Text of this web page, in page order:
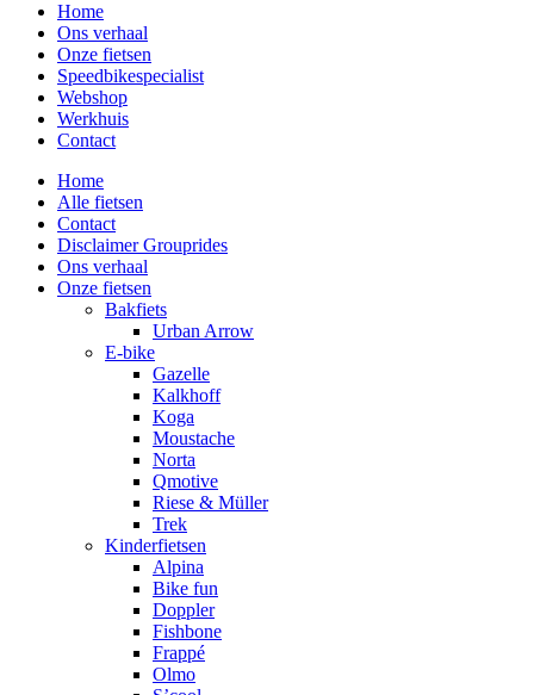
Home
Ons verhaal
Onze fietsen
Speedbikespecialist
Webshop
Werkhuis
Contact
Home
Alle fietsen
Contact
Disclaimer Grouprides
Ons verhaal
Onze fietsen
Bakfiets
Urban Arrow
E-bike
Gazelle
Kalkhoff
Koga
Moustache
Norta
Qmotive
Riese & Müller
Trek
Kinderfietsen
Alpina
Bike fun
Doppler
Fishbone
Frappé
Olmo